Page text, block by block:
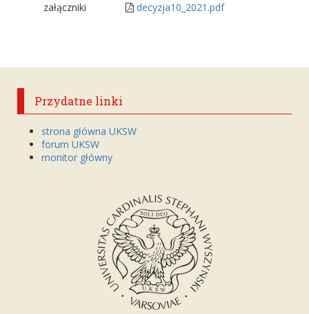
załączniki decyzja10_2021.pdf
Przydatne linki
strona główna UKSW
forum UKSW
monitor główny